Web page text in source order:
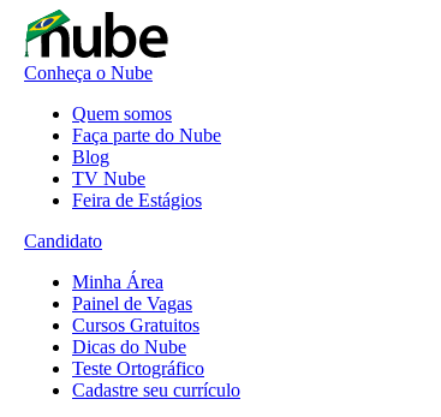
Conheça o Nube
Quem somos
Faça parte do Nube
Blog
TV Nube
Feira de Estágios
Candidato
Minha Área
Painel de Vagas
Cursos Gratuitos
Dicas do Nube
Teste Ortográfico
Cadastre seu currículo